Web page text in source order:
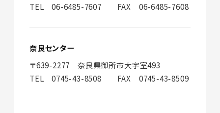
TEL 06-6485-7607 FAX 06-6485-7608
奈良センター
〒639-2277 奈良県御所市大字室493
TEL 0745-43-8508 FAX 0745-43-8509